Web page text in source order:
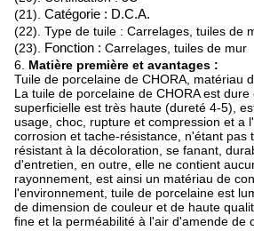
(21). Catégorie : D.C.A.
(22). Type de tuile : Carrelages, tuiles de
(23).
Fonction : Carrelages, tuiles de mur
6. Matière première et avantages :
Tuile de porcelaine de CHORA, matériau
La tuile de porcelaine de CHORA est
superficielle est très haute (dureté 4-5),
usage, choc, rupture et compression et a
corrosion et tache-résistance, n'étant pas
résistant à la décoloration, se fanant,
d'entretien, en outre, elle ne contient
rayonnement, est ainsi un matériau de
l'environnement, tuile de porcelaine est
de dimension de couleur et de haute
fine et la perméabilité à l'air d'amende de